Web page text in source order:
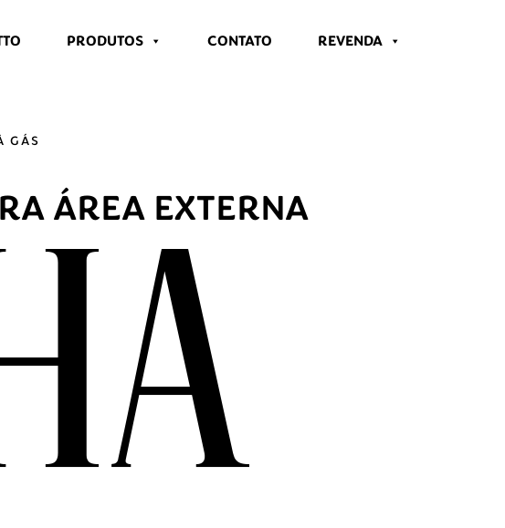
PRODUTOS CONTATO REVENDA
GÁS
ÁREA EXTERNA